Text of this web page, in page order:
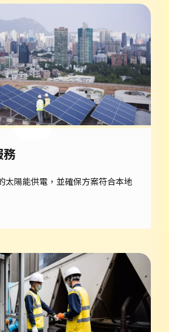
務
太陽能供電，並確保方案符合本地